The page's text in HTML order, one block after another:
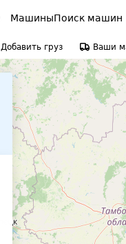
МашиныПоиск машин
Добавить груз Ваши